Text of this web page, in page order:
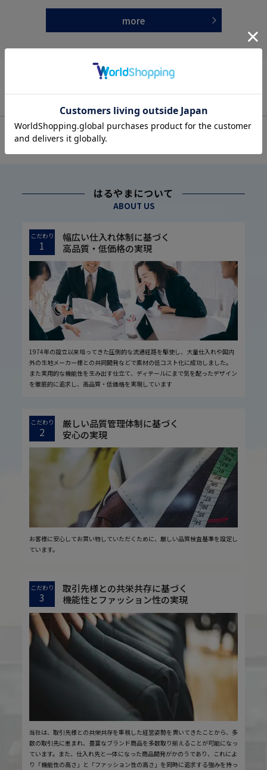
more
OFFICIAL SNS
はるやまについて
ABOUT US
こだわり
1
幅広い仕入れ体制に基づく
高品質・低価格の実現
1974年の設立以来培ってきた圧倒的な流通経路を駆使し、大量仕入れや国内
外の生地メーカー様との共同開発などで素材の低コスト化に成功しました。
また実用的な機能性を生み出す仕立て、ディテールにまで気を配ったデザイン
を徹底的に追求し、高品質・低価格を実現しています
こだわり
2
厳しい品質管理体制に基づく
安心の実現
お客様に安心してお買い物していただくために、厳しい品質検査基準を設定し
ています。
こだわり
3
取引先様との共栄共存に基づく
機能性とファッション性の実現
当社は、取引先様との共栄共存を重視した経営姿勢を貫いてきたことから、多
数の取引先に恵まれ、豊富なブランド商品を多数取り揃えることが可能になっ
ています。また、仕入れ先と一体になった商品開発がかのうであり、これによ
り「機能性の高さ」と「ファッション性の高さ」を同時に追求する強みを持っ